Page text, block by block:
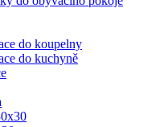
do koupelny
do kuchyně